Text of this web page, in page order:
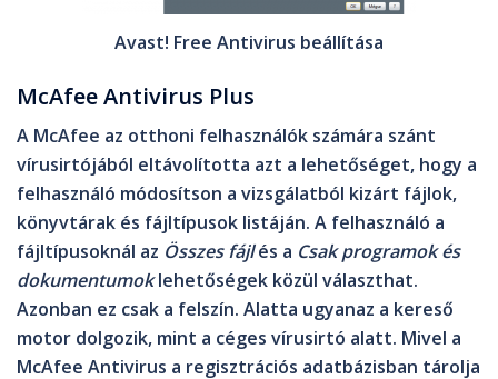
Avast! Free Antivirus beállítása
McAfee Antivirus Plus
A McAfee az otthoni felhasználók számára szánt
vírusirtójából eltávolította azt a lehetőséget, hogy a
felhasználó módosítson a vizsgálatból kizárt fájlok,
könyvtárak és fájltípusok listáján. A felhasználó a
fájltípusoknál az Összes fájlés a Csak programok és
dokumentumoklehetőségek közül választhat.
Azonban ez csak a felszín. Alatta ugyanaz a kereső
motor dolgozik, mint a céges vírusirtó alatt. Mivel a
McAfee Antivirus a regisztrációs adatbázisban tárolja